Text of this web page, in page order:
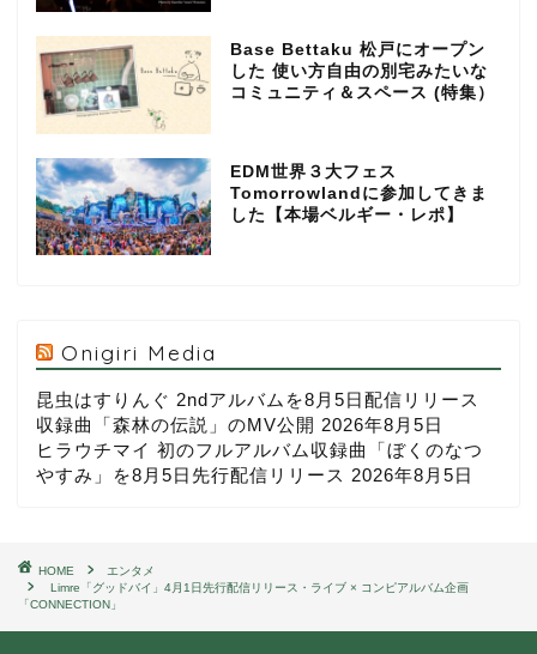
Base Bettaku 松戸にオープン
した 使い方自由の別宅みたいな
コミュニティ＆スペース (特集）
EDM世界３大フェス
Tomorrowlandに参加してきま
した【本場ベルギー・レポ】
Onigiri Media
昆虫はすりんぐ 2ndアルバムを8月5日配信リリース
収録曲「森林の伝説」のMV公開 2026年8月5日
ヒラウチマイ 初のフルアルバム収録曲「ぼくのなつ
やすみ」を8月5日先行配信リリース 2026年8月5日
HOME
エンタメ
Limre「グッドバイ」4月1日先行配信リリース・ライブ × コンピアルバム企画
「CONNECTION」